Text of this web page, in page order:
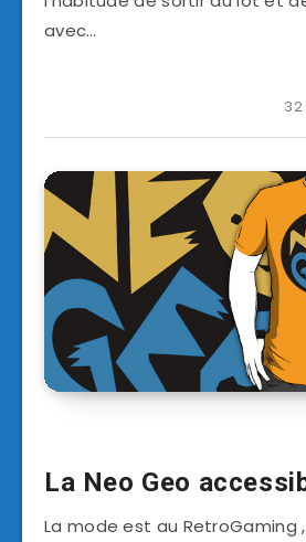
avec…
La Neo Geo
La mode est au RetroGaming